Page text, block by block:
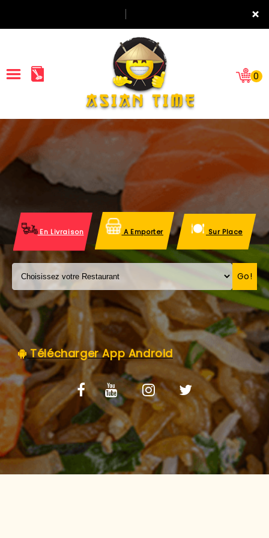
×
ACCUEIL
LA CARTE
VOS AVIS
MENTIONS LÉGALES
C.G.V
0
En Livraison A Emporter Sur Place
Go!
Télécharger App Android